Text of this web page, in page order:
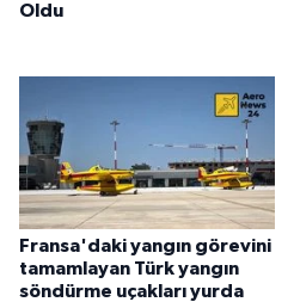
Oldu
Fransa'daki yangın görevini
tamamlayan Türk yangın
söndürme uçakları yurda